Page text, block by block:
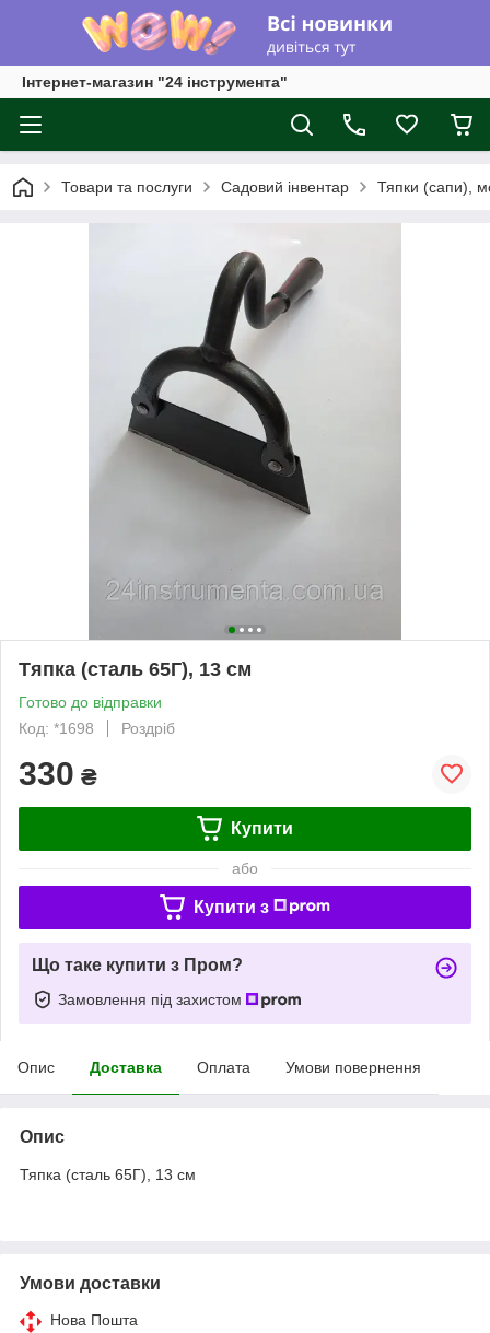
Інтернет-магазин "24 інструмента"
Товари та послуги Садовий інвентар Тяпки (сапи),
Тяпка (сталь 65Г), 13 см
Готово до відправки
Код: *1698
Роздріб
330 ₴
Купити
або
Купити з
Що таке купити з Пром?
Замовлення під захистом
Опис Доставка Оплата Умови повернення
Опис
Тяпка (сталь 65Г), 13 см
Умови доставки
Нова Пошта